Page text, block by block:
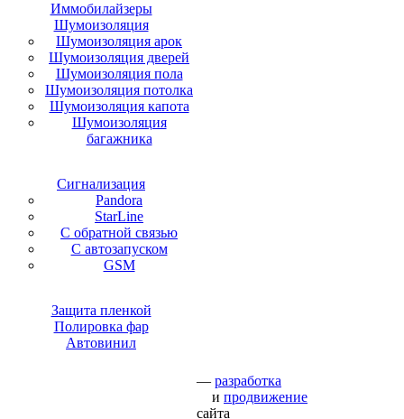
Иммобилайзеры
Шумоизоляция
Шумоизоляция арок
Шумоизоляция дверей
Шумоизоляция пола
Шумоизоляция потолка
Шумоизоляция капота
Шумоизоляция
багажника
Сигнализация
Pandora
StarLine
С обратной связью
С автозапуском
GSM
Защита пленкой
Полировка фар
Автовинил
— разработка
и продвижение
сайта